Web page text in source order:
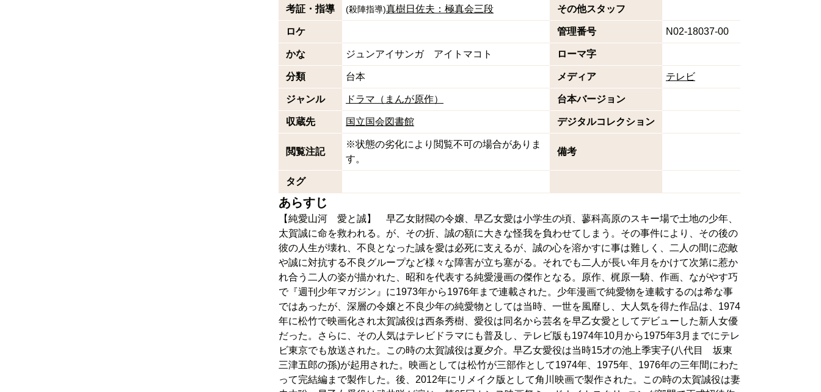
考証・指導 (殺陣指導)真樹日佐夫：極真会三段 その他スタッフ
ロケ 管理番号 N02-18037-00
かな ジュンアイサンガ アイトマコト ローマ字
分類 台本 メディア テレビ
ジャンル ドラマ（まんが原作） 台本バージョン
収蔵先 国立国会図書館 デジタルコレクション
閲覧注記
※状態の劣化により閲覧不可の場合がありま
す。
備考
タグ
あらすじ
【純愛山河 愛と誠】 早乙女財閥の令嬢、早乙女愛は小学生の頃、蓼科高原のスキー場で土地の少年、
太賀誠に命を救われる。が、その折、誠の額に大きな怪我を負わせてしまう。その事件により、その後の
彼の人生が壊れ、不良となった誠を愛は必死に支えるが、誠の心を溶かすに事は難しく、二人の間に恋敵
や誠に対抗する不良グループなど様々な障害が立ち塞がる。それでも二人が長い年月をかけて次第に惹か
れ合う二人の姿が描かれた、昭和を代表する純愛漫画の傑作となる。原作、梶原一騎、作画、ながやす巧
で『週刊少年マガジン』に1973年から1976年まで連載された。少年漫画で純愛物を連載するのは希な事
ではあったが、深層の令嬢と不良少年の純愛物としては当時、一世を風靡し、大人気を得た作品は、1974
年に松竹で映画化され太賀誠役は西条秀樹、愛役は同名から芸名を早乙女愛としてデビューした新人女優
だった。さらに、その人気はテレビドラマにも普及し、テレビ版も1974年10月から1975年3月までにテレ
ビ東京でも放送された。この時の太賀誠役は夏夕介。早乙女愛役は当時15才の池上季実子(八代目 坂東
三津五郎の孫)が起用された。映画としては松竹が三部作として1974年、1975年、1976年の三年間にわた
って完結編まで製作した。後、2012年にリメイク版として角川映画で製作された。この時の太賀誠役は妻